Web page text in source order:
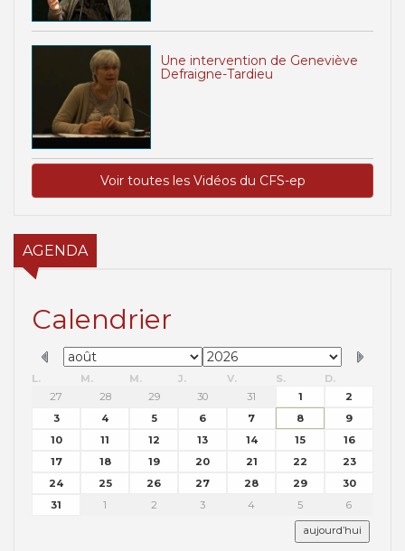
Une intervention de Geneviève
Defraigne-Tardieu
Voir toutes les Vidéos du CFS-ep
AGENDA
Calendrier
L. M. M. J. V. S.
D.
27
28 29 30 31 1
2
3
4 5 6 7 8
9
10
11 12 13 14 15
16
17
18 19 20 21 22
23
24
25 26 27 28 29
30
31
1 2 3 4 5 6
aujourd’hui